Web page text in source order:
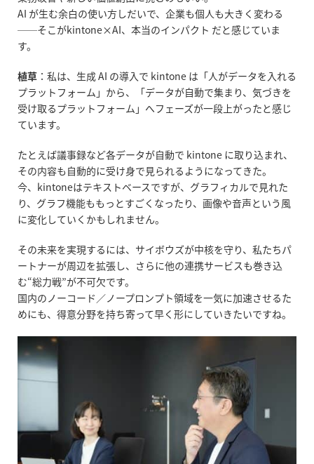
AI が生む余白の使い方しだいで、企業も個人も大きく変わる
──そこがkintone×AI、本当のインパクト だと感じていま
す。
植草 ：私は、生成AI の導入で kintone は「人がデータを入れる
プラットフォーム」から、「データが自動で集まり、気づきを
受け取るプラットフォーム」へフェーズが一段上がったと感じ
ています。
たとえば議事録など各データが自動で kintone に取り込まれ、
その内容も自動的に受け身で見られるようになってきた。
今、 kintoneはテキストベースですが、グラフィカルで見れた
り、グラフ機能ももっとすごくなったり、画像や音声という風
に変化していくかもしれません。
その未来を実現するには、サイボウズが中核を守り、私たちパ
ートナーが周辺を拡張し、さらに他の連携サービスも巻き込
む“総力戦”が不可欠です。
国内のノーコード／ノープロンプト領域を一気に加速させるた
めにも、得意分野を持ち寄って早く形にしていきたいですね。